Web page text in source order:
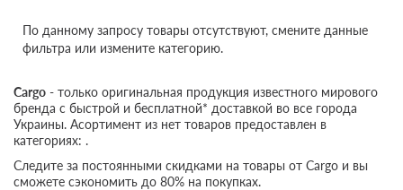
По данному запросу товары отсутствуют, смените данные
фильтра или измените категорию.
Cargo - только оригинальная продукция известного мирового
бренда с быстрой и бесплатной* доставкой во все города
Украины. Асортимент из нет товаров предоставлен в
категориях: .
Следите за постоянными скидками на товары от Cargo и вы
сможете сэкономить до 80% на покупках.